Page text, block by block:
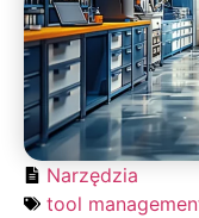
Narzędzia
tool